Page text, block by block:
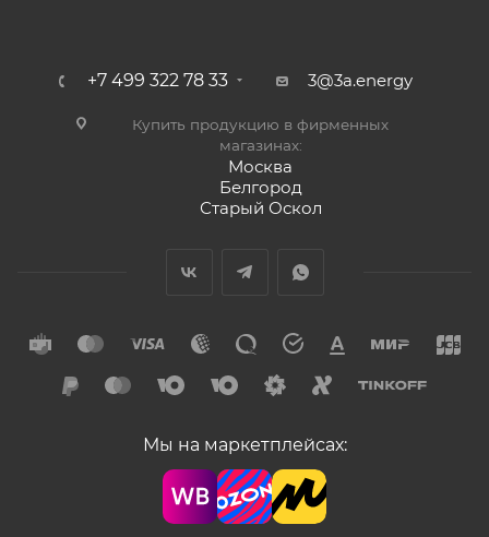
+7 499 322 78 33 3@3a.energy
Купить продукцию в фирменных
магазинах:
Москва
Белгород
Старый Оскол
Мы на маркетплейсах: